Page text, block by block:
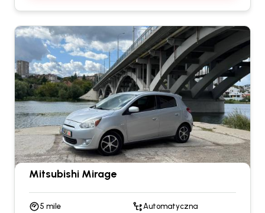
Mitsubishi Mirage
5 mile Automatyczna